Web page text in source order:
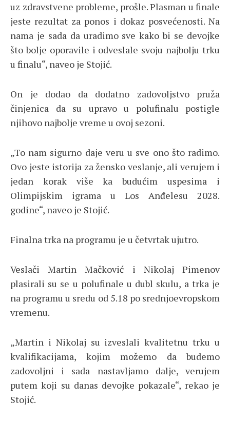
uz zdravstvene probleme, prošle. Plasman u finale
jeste rezultat za ponos i dokaz posvećenosti. Na
nama je sada da uradimo sve kako bi se devojke
što bolje oporavile i odveslale svoju najbolju trku
u finalu“, naveo je Stojić.
On je dodao da dodatno zadovoljstvo pruža
činjenica da su upravo u polufinalu postigle
njihovo najbolje vreme u ovoj sezoni.
„To nam sigurno daje veru u sve ono što radimo.
Ovo jeste istorija za žensko veslanje, ali verujem i
jedan korak više ka budućim uspesima i
Olimpijskim igrama u Los Anđelesu 2028.
godine“, naveo je Stojić.
Finalna trka na programu je u četvrtak ujutro.
Veslači Martin Mačković i Nikolaj Pimenov
plasirali su se u polufinale u dubl skulu, a trka je
na programu u sredu od 5.18 po srednjoevropskom
vremenu.
„Martin i Nikolaj su izveslali kvalitetnu trku u
kvalifikacijama, kojim možemo da budemo
zadovoljni i sada nastavljamo dalje, verujem
putem koji su danas devojke pokazale“, rekao je
Stojić.